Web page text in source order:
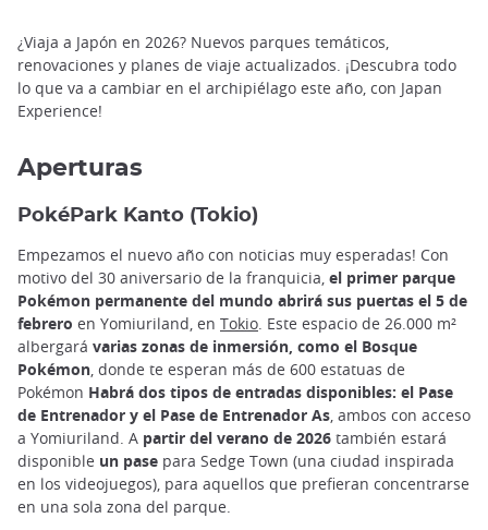
¿Viaja a Japón en 2026? Nuevos parques temáticos,
renovaciones y planes de viaje actualizados. ¡Descubra todo
lo que va a cambiar en el archipiélago este año, con Japan
Experience!
Aperturas
PokéPark Kanto (Tokio)
Empezamos el nuevo año con noticias muy esperadas! Con
motivo del 30 aniversario de la franquicia, el primer parque
Pokémon permanente del mundo abrirá sus puertas el 5 de
febrero en Yomiuriland, en Tokio . Este espacio de 26.000 m²
albergará varias zonas de inmersión, como el Bosque
Pokémon , donde te esperan más de 600 estatuas de
Pokémon Habrá dos tipos de entradas disponibles: el Pase
de Entrenador y el Pase de Entrenador As , ambos con acceso
a Yomiuriland. A partir del verano de 2026 también estará
disponible un pase para Sedge Town (una ciudad inspirada
en los videojuegos), para aquellos que prefieran concentrarse
en una sola zona del parque.